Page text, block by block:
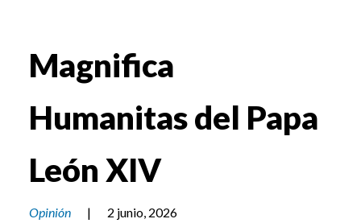
Magnifica
Humanitas del Papa
León XIV
Opinión |
2 junio, 2026